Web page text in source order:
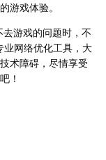
游戏体验。
去游戏的问题时，不
业网络优化工具，大
术障碍，尽情享受
！